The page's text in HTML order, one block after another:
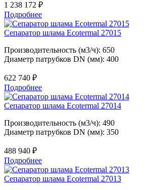
1 238 172 ₽
Подробнее
Сепаратор шлама Ecotermal 27015
Производительность (м3/ч): 650
Диаметр патрубков DN (мм): 400
622 740 ₽
Подробнее
Сепаратор шлама Ecotermal 27014
Производительность (м3/ч): 490
Диаметр патрубков DN (мм): 350
488 940 ₽
Подробнее
Сепаратор шлама Ecotermal 27013